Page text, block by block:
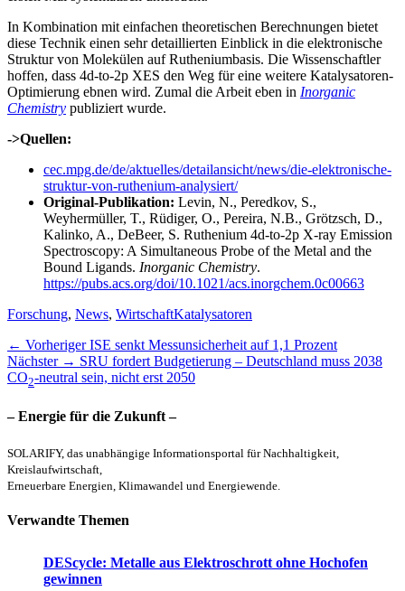
In Kombination mit einfachen theoretischen Berechnungen bietet
diese Technik einen sehr detaillierten Einblick in die elektronische
Struktur von Molekülen auf Rutheniumbasis. Die Wissenschaftler
hoffen, dass 4d-to-2p XES den Weg für eine weitere Katalysatoren-
Optimierung ebnen wird. Zumal die Arbeit eben in Inorganic
Chemistry publiziert wurde.
->Quellen:
cec.mpg.de/de/aktuelles/detailansicht/news/die-elektronische-
struktur-von-ruthenium-analysiert/
Original-Publikation: Levin, N., Peredkov, S.,
Weyhermüller, T., Rüdiger, O., Pereira, N.B., Grötzsch, D.,
Kalinko, A., DeBeer, S. Ruthenium 4d-to-2p X-ray Emission
Spectroscopy: A Simultaneous Probe of the Metal and the
Bound Ligands. Inorganic Chemistry.
https://pubs.acs.org/doi/10.1021/acs.inorgchem.0c00663
Kategorien
Forschung, News, WirtschaftSchlagworte
Katalysatoren
Beitragsnavigation
← Vorheriger Vorheriger
Beitrag:
ISE senkt Messunsicherheit auf 1,1 Prozent
Nächster → Nächster
Beitrag:
SRU fordert Budgetierung – Deutschland muss 2038
CO2-neutral sein, nicht erst 2050
– Energie für die Zukunft –
SOLARIFY, das unabhängige Informationsportal für Nachhaltigkeit,
Kreislaufwirtschaft,
Erneuerbare Energien, Klimawandel und Energiewende.
Verwandte Themen
DEScycle: Metalle aus Elektroschrott ohne Hochofen
gewinnen